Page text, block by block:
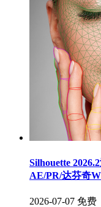
Silhouette
AE/PR/达芬奇
2026-07-07 免费